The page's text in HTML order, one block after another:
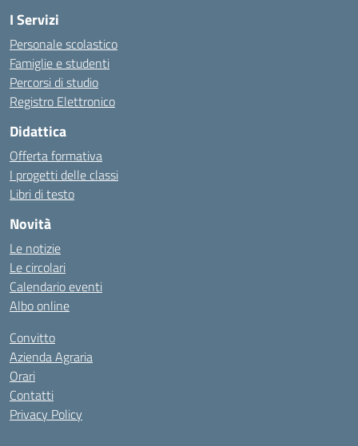
I Servizi
Personale scolastico
Famiglie e studenti
Percorsi di studio
Registro Elettronico
Didattica
Offerta formativa
I progetti delle classi
Libri di testo
Novità
Le notizie
Le circolari
Calendario eventi
Albo online
Convitto
Azienda Agraria
Orari
Contatti
Privacy Policy